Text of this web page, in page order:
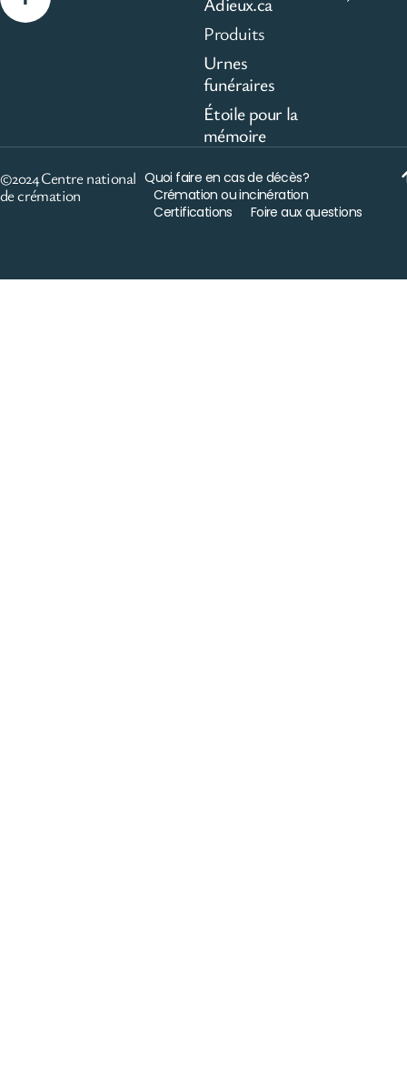
Produits
Urnes
funéraires
Étoile pour la
mémoire
©2024 Centre national
de crémation
Quoi faire en cas de décès?
Crémation ou incinération
Certifications
Foire aux questions